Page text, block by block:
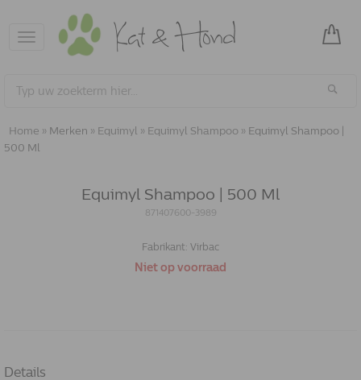
Toggle
navigation
Home » Merken » Equimyl » Equimyl Shampoo » Equimyl Shampoo |
500 Ml
Equimyl Shampoo | 500 Ml
871407600-3989
Fabrikant: Virbac
Niet op voorraad
Details